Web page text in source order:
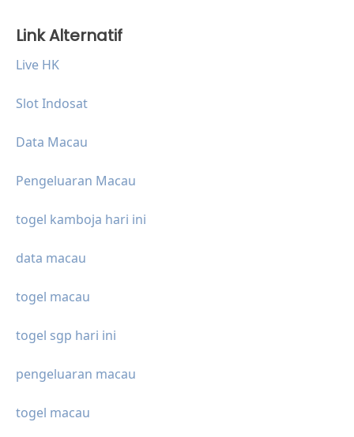
Link Alternatif
Live HK
Slot Indosat
Data Macau
Pengeluaran Macau
togel kamboja hari ini
data macau
togel macau
togel sgp hari ini
pengeluaran macau
togel macau